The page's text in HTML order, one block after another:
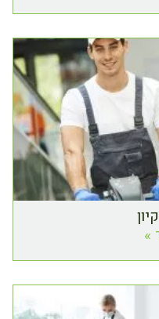
»